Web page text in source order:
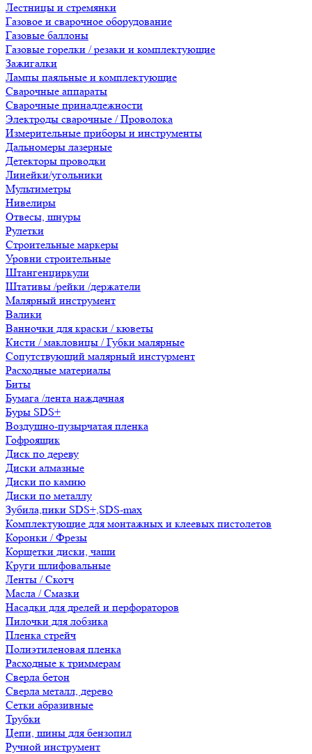
Лестницы и стремянки
Газовое и сварочное оборудование
Газовые баллоны
Газовые горелки / резаки и комплектующие
Зажигалки
Лампы паяльные и комплектующие
Сварочные аппараты
Сварочные принадлежности
Электроды сварочные / Проволока
Измерительные приборы и инструменты
Дальномеры лазерные
Детекторы проводки
Линейки/угольники
Мультиметры
Нивелиры
Отвесы, шнуры
Рулетки
Строительные маркеры
Уровни строительные
Штангенциркули
Штативы /рейки /держатели
Малярный инструмент
Валики
Ванночки для краски / кюветы
Кисти / макловицы / Губки малярные
Сопутствующий малярный инстурмент
Расходные материалы
Биты
Бумага /лента наждачная
Буры SDS+
Воздушно-пузырчатая пленка
Гофроящик
Диск по дереву
Диски алмазные
Диски по камню
Диски по металлу
Зубила,пики SDS+,SDS-max
Комплектующие для монтажных и клеевых пистолетов
Коронки / Фрезы
Корщетки диски, чаши
Круги шлифовальные
Ленты / Скотч
Масла / Смазки
Насадки для дрелей и перфораторов
Пилочки для лобзика
Пленка стрейч
Полиэтиленовая пленка
Расходные к триммерам
Сверла бетон
Сверла металл, дерево
Сетки абразивные
Трубки
Цепи, шины для бензопил
Ручной инструмент